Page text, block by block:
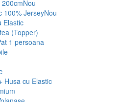
Nou
100% JerseyNou
Elastic
(Topper)
1 persoana
Husa cu Elastic